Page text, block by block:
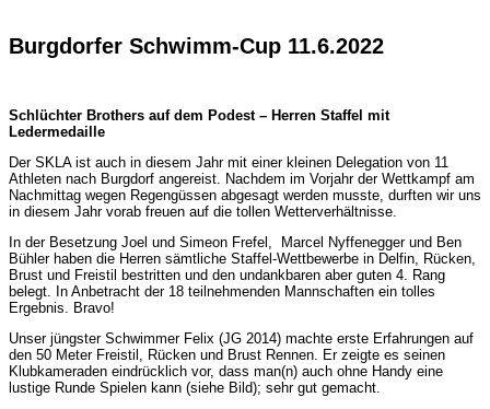
Burgdorfer Schwimm-Cup 11.6.2022
Schlüchter Brothers auf dem Podest – Herren Staffel mit
Ledermedaille
Der SKLA ist auch in diesem Jahr mit einer kleinen Delegation von 11
Athleten nach Burgdorf angereist. Nachdem im Vorjahr der Wettkampf am
Nachmittag wegen Regengüssen abgesagt werden musste, durften wir uns
in diesem Jahr vorab freuen auf die tollen Wetterverhältnisse.
In der Besetzung Joel und Simeon Frefel, Marcel Nyffenegger und Ben
Bühler haben die Herren sämtliche Staffel-Wettbewerbe in Delfin, Rücken,
Brust und Freistil bestritten und den undankbaren aber guten 4. Rang
belegt. In Anbetracht der 18 teilnehmenden Mannschaften ein tolles
Ergebnis. Bravo!
Unser jüngster Schwimmer Felix (JG 2014) machte erste Erfahrungen auf
den 50 Meter Freistil, Rücken und Brust Rennen. Er zeigte es seinen
Klubkameraden eindrücklich vor, dass man(n) auch ohne Handy eine
lustige Runde Spielen kann (siehe Bild); sehr gut gemacht.